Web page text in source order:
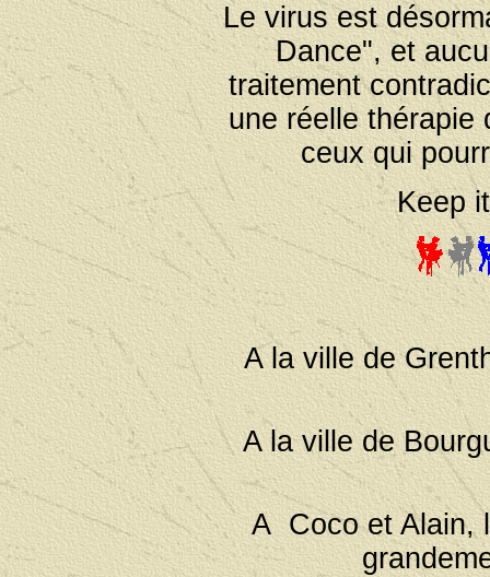
Le virus est
Dance", et
traitement
une réelle thérapie
ceux qui
Keep
A la ville de
A la ville de
A Coco et Alain,